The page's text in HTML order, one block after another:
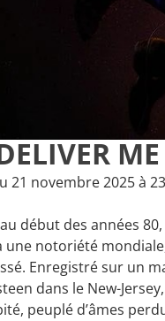
21 novembre 2025 à
au début des années
une notoriété
Enregistré sur un
dans le New-
peuplé d’âmes